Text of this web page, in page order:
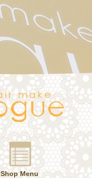
Shop Menu